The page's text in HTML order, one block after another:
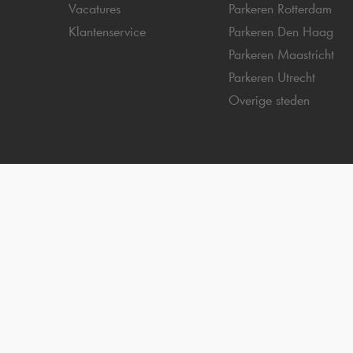
Vacatures
Klantenservice
Parkeren Rotterdam
Parkeren Den Haag
Parkeren Maastricht
Parkeren Utrecht
Overige steden